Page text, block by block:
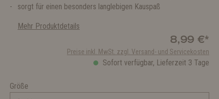
sorgt für einen besonders langlebigen Kauspaß
Mehr Produktdetails
8,99 €*
Preise inkl. MwSt. zzgl. Versand- und Servicekosten
Sofort verfügbar, Lieferzeit 3 Tage
Größe